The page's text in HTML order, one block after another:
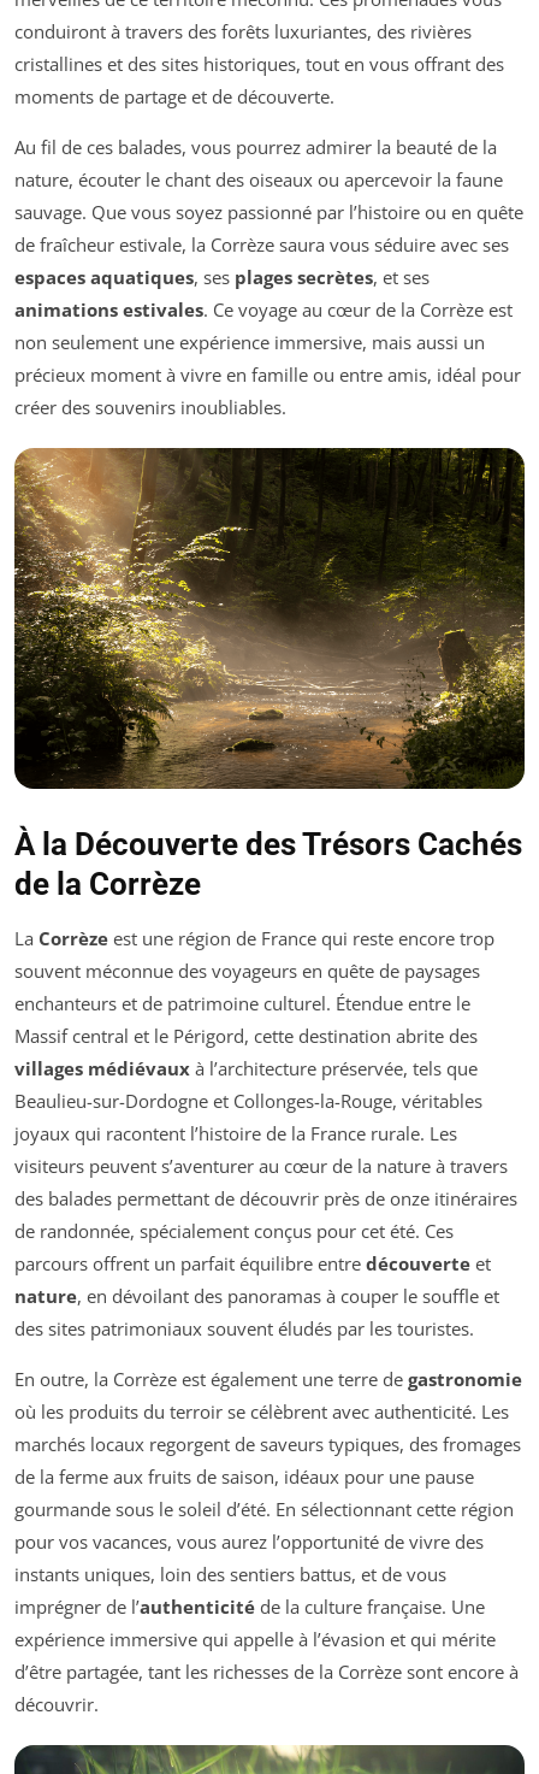
conduiront à travers des forêts luxuriantes, des rivières
cristallines et des sites historiques, tout en vous offrant des
moments de partage et de découverte.
Au fil de ces balades, vous pourrez admirer la beauté de la
nature, écouter le chant des oiseaux ou apercevoir la faune
sauvage. Que vous soyez passionné par l’histoire ou en quête
de fraîcheur estivale, la Corrèze saura vous séduire avec ses
espaces aquatiques, ses plages secrètes, et ses
animations estivales. Ce voyage au cœur de la Corrèze est
non seulement une expérience immersive, mais aussi un
précieux moment à vivre en famille ou entre amis, idéal pour
créer des souvenirs inoubliables.
À la Découverte des Trésors Cachés
de la Corrèze
La Corrèze est une région de France qui reste encore trop
souvent méconnue des voyageurs en quête de paysages
enchanteurs et de patrimoine culturel. Étendue entre le
Massif central et le Périgord, cette destination abrite des
villages médiévaux à l’architecture préservée, tels que
Beaulieu-sur-Dordogne et Collonges-la-Rouge, véritables
joyaux qui racontent l’histoire de la France rurale. Les
visiteurs peuvent s’aventurer au cœur de la nature à travers
des balades permettant de découvrir près de onze itinéraires
de randonnée, spécialement conçus pour cet été. Ces
parcours offrent un parfait équilibre entre découverte et
nature, en dévoilant des panoramas à couper le souffle et
des sites patrimoniaux souvent éludés par les touristes.
En outre, la Corrèze est également une terre de gastronomie
où les produits du terroir se célèbrent avec authenticité. Les
marchés locaux regorgent de saveurs typiques, des fromages
de la ferme aux fruits de saison, idéaux pour une pause
gourmande sous le soleil d’été. En sélectionnant cette région
pour vos vacances, vous aurez l’opportunité de vivre des
instants uniques, loin des sentiers battus, et de vous
imprégner de l’authenticité de la culture française. Une
expérience immersive qui appelle à l’évasion et qui mérite
d’être partagée, tant les richesses de la Corrèze sont encore à
découvrir.